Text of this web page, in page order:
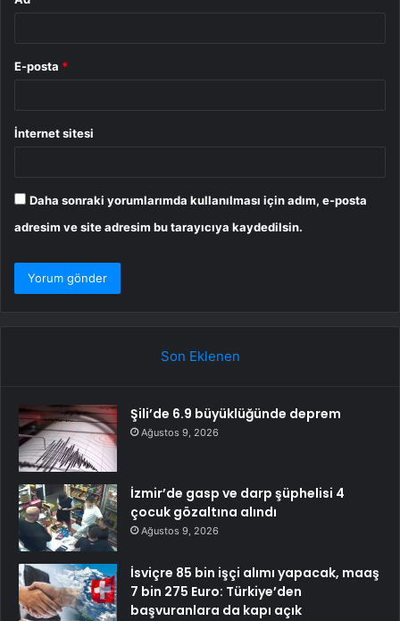
E-posta *
İnternet sitesi
Daha sonraki yorumlarımda kullanılması için adım, e-posta
adresim ve site adresim bu tarayıcıya kaydedilsin.
Son Eklenen
Şili’de 6.9 büyüklüğünde deprem
Ağustos 9, 2026
İzmir’de gasp ve darp şüphelisi 4
çocuk gözaltına alındı
Ağustos 9, 2026
İsviçre 85 bin işçi alımı yapacak, maaş
7 bin 275 Euro: Türkiye’den
başvuranlara da kapı açık